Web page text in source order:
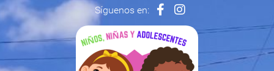
Síguenos en: